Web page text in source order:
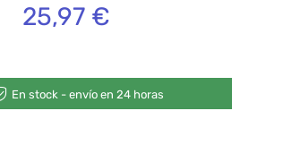
25,97 €
En stock - envío en 24 horas